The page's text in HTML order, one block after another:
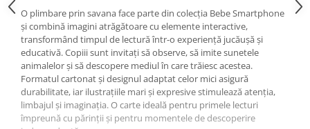
Ghiozdane și rucsacuri
Ghiozdane școlare
Rucsacuri școlare și casual
Ghiozdane pentru grădinită
Trollere pentru copii
Penare
Penare echipate
O plimbare prin savana face parte din colecția Bebe Smartphone
și combină imagini atrăgătoare cu elemente interactive,
transformând timpul de lectură într-o experiență jucăușă și
educativă. Copiii sunt invitați să observe, să imite sunetele
animalelor și să descopere mediul în care trăiesc acestea.
Formatul cartonat și designul adaptat celor mici asigură
durabilitate, iar ilustrațiile mari și expresive stimulează atenția,
limbajul și imaginația. O carte ideală pentru primele lecturi
împreună cu părinții și pentru momentele de descoperire